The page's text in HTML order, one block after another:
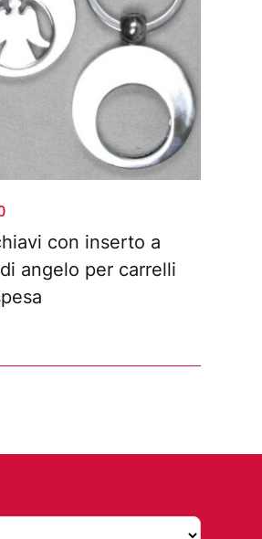
con inserto a
angelo per carrelli